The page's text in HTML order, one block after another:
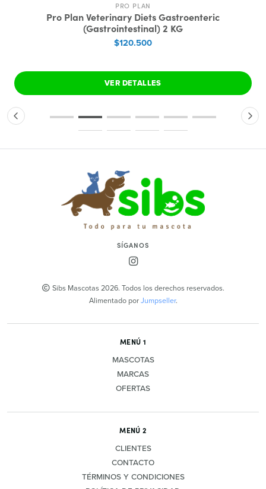
PRO PLAN
Pro Plan Veterinary Diets Gastroenteric
(Gastrointestinal) 2 KG
$120.500
VER DETALLES
SÍGANOS
Sibs Mascotas 2026. Todos los derechos reservados.
Alimentado porJumpseller.
MENÚ 1
MASCOTAS
MARCAS
OFERTAS
MENÚ 2
CLIENTES
CONTACTO
TÉRMINOS Y CONDICIONES